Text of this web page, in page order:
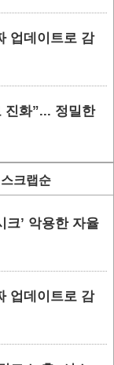
업데이트로 감
진화”... 정밀한
스크랩순
크’ 악용한 자율
업데이트로 감